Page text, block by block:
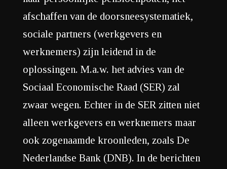
afschaffen van de doorsneesystematiek,
sociale partners (werkgevers en
werknemers) zijn leidend in de
oplossingen. M.a.w. het advies van de
Sociaal Economische Raad (SER) zal
zwaar wegen. Echter in de SER zitten niet
alleen werkgevers en werknemers maar
ook zogenaamde kroonleden, zoals De
Nederlandse Bank (DNB). In de berichten